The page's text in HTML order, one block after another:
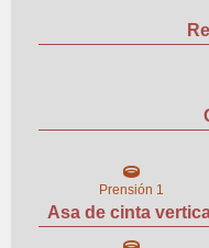
Prensión 1
Asa de cinta